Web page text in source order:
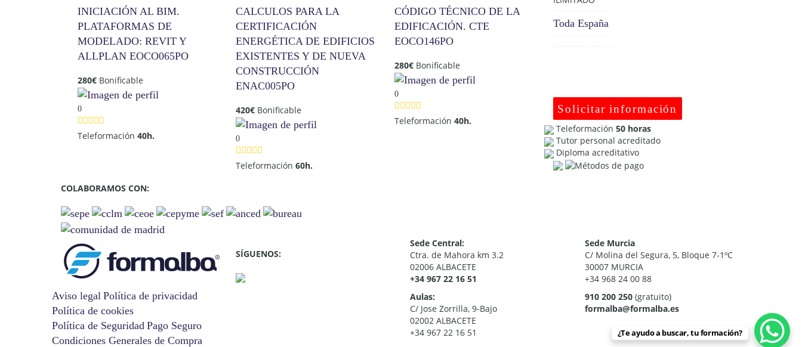
INICIACIÓN AL BIM.
PLATAFORMAS DE
MODELADO: REVIT Y
ALLPLAN EOCO065PO
280€ Bonificable
0
Teleformación 40h.
CALCULOS PARA LA
CERTIFICACIÓN
ENERGÉTICA DE EDIFICIOS
EXISTENTES Y DE NUEVA
CONSTRUCCIÓN
ENAC005PO
420€ Bonificable
0
Teleformación60h.
CÓDIGO TÉCNICO DE LA
EDIFICACIÓN. CTE
EOCO146PO
280€ Bonificable
0
Teleformación 40h.
Toda España
Solicitar información
Teleformación 50 horas
Tutor personal acreditado
Diploma acreditativo
COLABORAMOS CON:
Aviso legal Política de privacidad
Política de cookies
Política de Seguridad Pago Seguro
Condiciones Generales de Compra
SÍGUENOS:
Sede Central:
Ctra. de Mahora km 3.2
02006 ALBACETE
+34 967 22 16 51
Aulas:
C/ Jose Zorrilla, 9-Bajo
02002 ALBACETE
+34 967 22 16 51
Sede Murcia
C/ Molina del Segura, 5, Bloque 7-1ºC
30007 MURCIA
+34 968 24 00 88
910 200 250(gratuito)
formalba@formalba.es
¿Te ayudo a buscar, tu formación?